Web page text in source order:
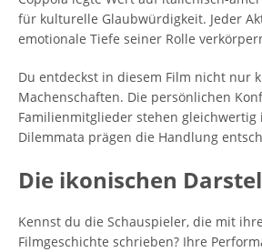
für kulturelle Glaubwürdigkeit. Jeder
emotionale Tiefe seiner Rolle
Du entdeckst in diesem Film nicht nur
Machenschaften. Die persönlichen
Familienmitglieder stehen gleichwertig
Dilemmata prägen die Handlung
Die ikonischen
Kennst du die Schauspieler, die mit
Filmgeschichte schrieben? Ihre